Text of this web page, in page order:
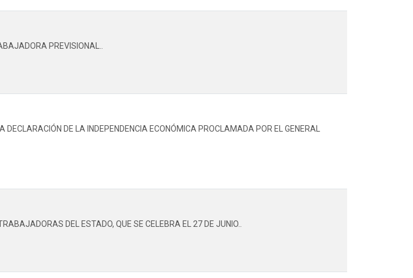
PREVISIONAL..
DE LA INDEPENDENCIA ECONÓMICA PROCLAMADA POR EL GENERAL
DEL ESTADO, QUE SE CELEBRA EL 27 DE JUNIO..